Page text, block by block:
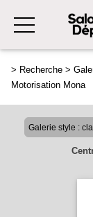
> Recherche >
Motorisation Mona